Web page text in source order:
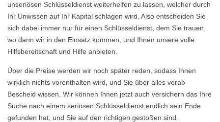
unseriösen Schlüsseldienst weiterhelfen zu lassen, welcher durch
Ihr Unwissen auf Ihr Kapital schlagen wird. Also entscheiden Sie
sich dabei immer nur für einen Schlüsseldienst, dem Sie trauen,
wo dann wir in den Einsatz kommen, und Ihnen unsere volle
Hilfsbereitschaft und Hilfe anbieten.
Über die Preise werden wir noch später reden, sodass Ihnen
wirklich nichts vorenthalten wird, und Sie über alles vorab
Bescheid wissen. Wir können Ihnen jetzt auch versichern das Ihre
Suche nach einem seriösen Schlüsseldienst endlich sein Ende
gefunden hat, und Sie auf den richtigen gestoßen sind.